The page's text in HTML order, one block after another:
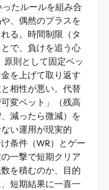
たルールを組み合
、偶然のプラスを
る。時間制限（タ
で、負けを追う心
則として固定ベッ
を上げて取り返す
相性が悪い。代替
変ベット」（残高
減ったら微減）を
い運用が現実的
条件（WR）とゲー
一撃で短期クリア
を積むのか、目的
短期結果に一喜一